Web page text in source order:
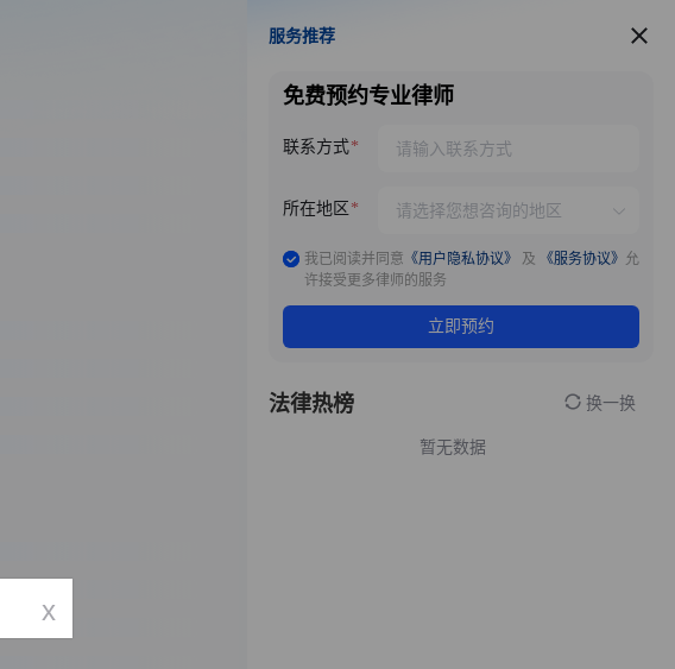
服务推荐
服务推荐
免费预约专业律师
联系方式
所在地区
我已阅读并同意 《用户隐私协议》 及 《服务协议》 允
许接受更多律师的服务
立即预约
法律热榜 换一换
暂无数据
x